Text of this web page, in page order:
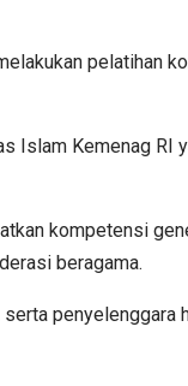
pelatihan
Islam Kemenag RI
kompetensi
beragama.
penyelenggara